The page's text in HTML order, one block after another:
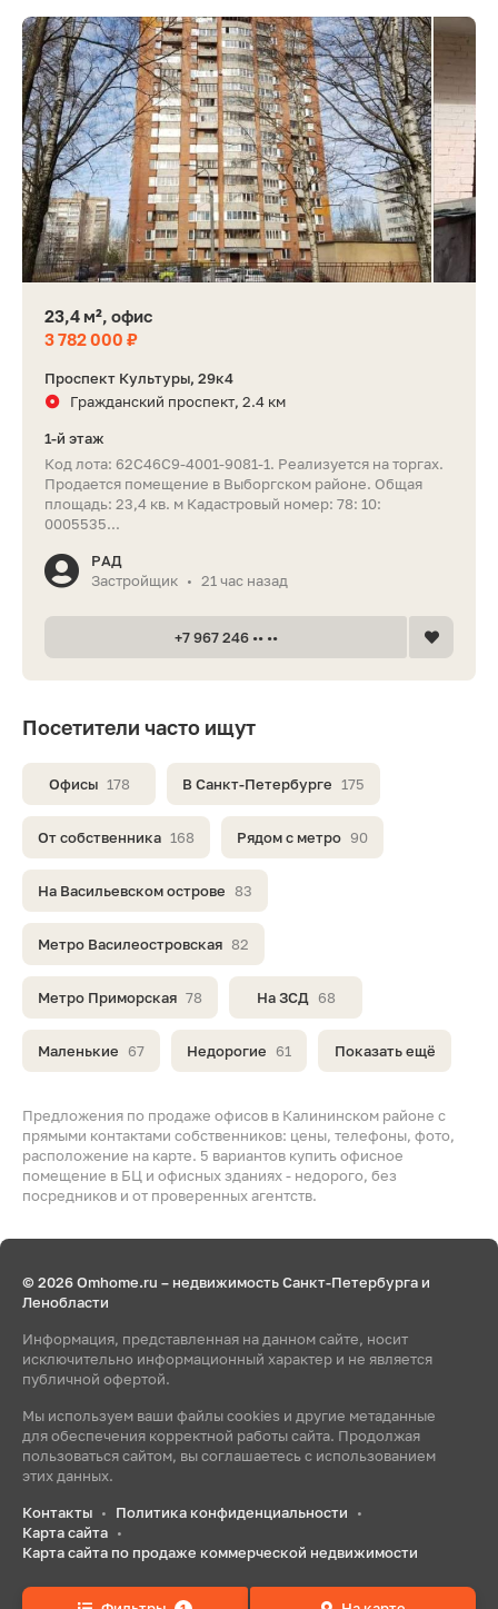
Предложения по продаже офисов в Калининском районе с
прямыми контактами собственников: цены, телефоны, фото,
расположение на карте. 5 вариантов купить офисное
помещение в БЦ и офисных зданиях - недорого, без
посредников и от проверенных агентств.
Посетители часто ищут
Офисы 178 В Санкт-Петербурге 175
От собственника 168 Рядом с метро 90
На Васильевском острове 83
Метро Василеостровская 82
Метро Приморская 78 На ЗСД 68
Маленькие 67 Недорогие 61 Показать ещё
23,4 м², офис
3 782 000 ₽
Проспект Культуры, 29к4
Гражданский проспект, 2.4 км
1-й этаж
Код лота: 62C46C9-4001-9081-1. Реализуется на торгах.
Продается помещение в Выборгском районе. Общая
площадь: 23,4 кв. м Кадастровый номер: 78: 10:
0005535...
РАД
Застройщик • 21 час назад
+7 967 246 •• ••
© 2026 Omhome.ru – недвижимость Санкт-Петербурга и
Ленобласти
Информация, представленная на данном сайте, носит
исключительно информационный характер и не является
публичной офертой.
Мы используем ваши файлы cookies и другие метаданные
для обеспечения корректной работы сайта. Продолжая
пользоваться сайтом, вы соглашаетесь с использованием
этих данных.
Контакты • Политика конфиденциальности •
Карта сайта •
Карта сайта по продаже коммерческой недвижимости